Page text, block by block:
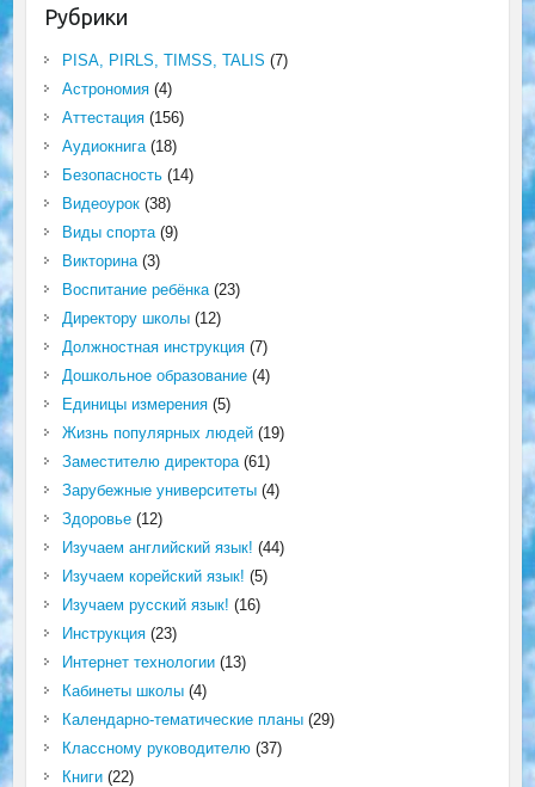
Рубрики
PISA, PIRLS, TIMSS, TALIS (7)
Астрономия(4)
Аттестация(156)
Аудиокнига(18)
Безопасность(14)
Видеоурок(38)
Виды спорта(9)
Викторина(3)
Воспитание ребёнка(23)
Директору школы(12)
Должностная инструкция(7)
Дошкольное образование(4)
Единицы измерения(5)
Жизнь популярных людей(19)
Заместителю директора(61)
Зарубежные университеты(4)
Здоровье(12)
Изучаем английский язык! (44)
Изучаем корейский язык! (5)
Изучаем русский язык! (16)
Инструкция(23)
Интернет технологии(13)
Кабинеты школы(4)
Календарно-тематические планы(29)
Классному руководителю(37)
Книги(22)